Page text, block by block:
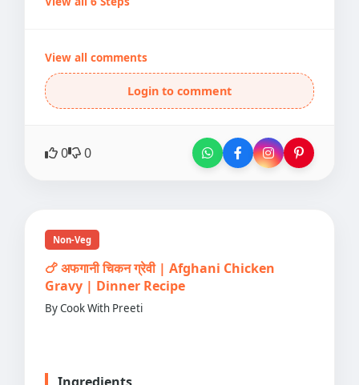
View all comments
Login to comment
0 0
Non-Veg
🍗 अफगानी चिकन ग्रेवी | Afghani Chicken
Gravy | Dinner Recipe
By Cook With Preeti